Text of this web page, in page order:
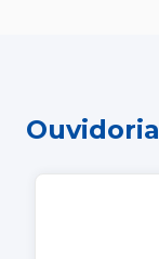
Ouvidoria